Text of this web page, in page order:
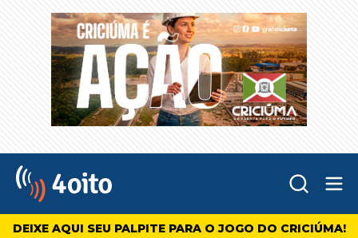
4oito
DEIXE AQUI SEU PALPITE PARA O JOGO DO CRICIÚMA!